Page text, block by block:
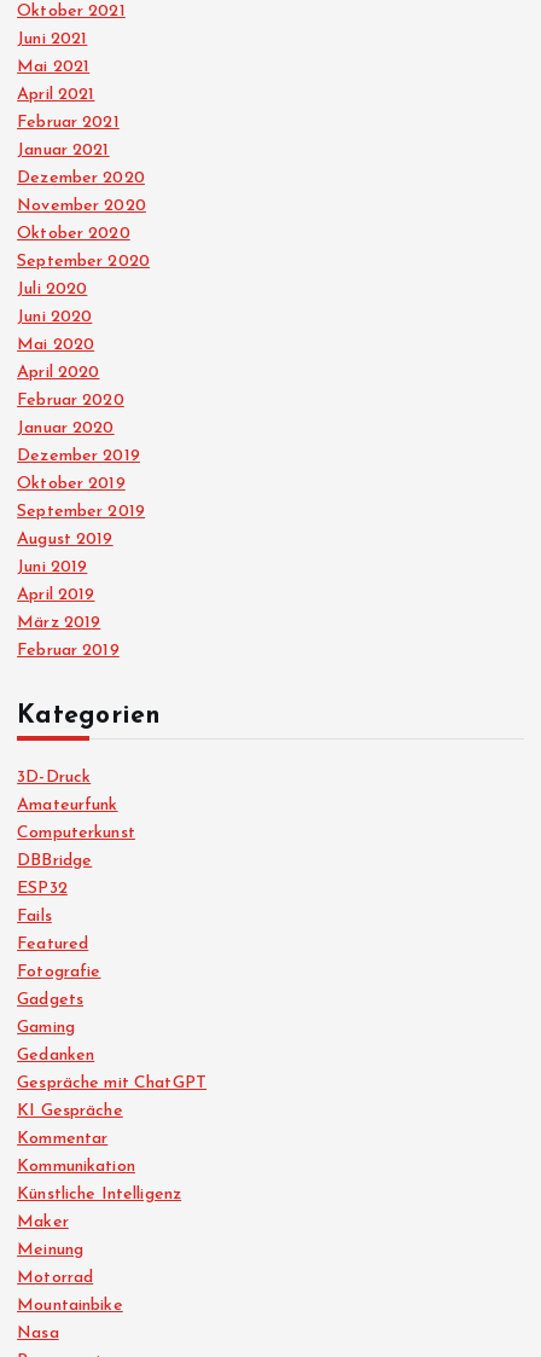
Oktober 2021
Juni 2021
Mai 2021
April 2021
Februar 2021
Januar 2021
Dezember 2020
November 2020
Oktober 2020
September 2020
Juli 2020
Juni 2020
Mai 2020
April 2020
Februar 2020
Januar 2020
Dezember 2019
Oktober 2019
September 2019
August 2019
Juni 2019
April 2019
März 2019
Februar 2019
Kategorien
3D-Druck
Amateurfunk
Computerkunst
DBBridge
ESP32
Fails
Featured
Fotografie
Gadgets
Gaming
Gedanken
Gespräche mit ChatGPT
KI Gespräche
Kommentar
Kommunikation
Künstliche Intelligenz
Maker
Meinung
Motorrad
Mountainbike
Nasa